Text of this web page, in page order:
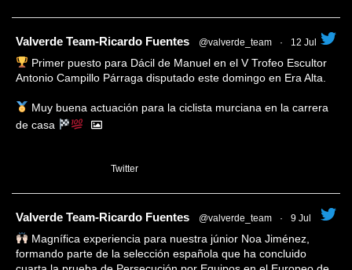
Valverde Team-Ricardo Fuentes @valverde_team · 12 Jul
Primer puesto para Dácil de Manuel en el V Trofeo Escultor
Antonio Campillo Párraga disputado este domingo en Era Alta.
Muy buena actuación para la ciclista murciana en la carrera
de casa
Twitter
Valverde Team-Ricardo Fuentes @valverde_team · 9 Jul
Magnífica experiencia para nuestra júnior Noa Jiménez,
formando parte de la selección española que ha concluido